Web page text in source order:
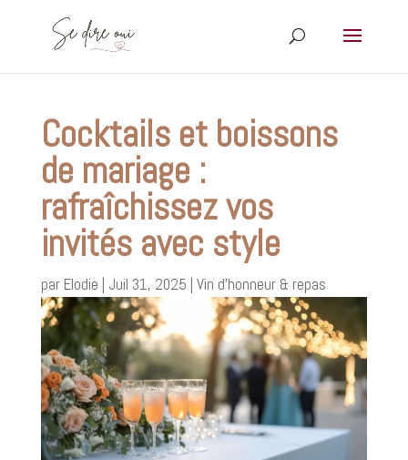
Cocktails et boissons
de mariage :
rafraîchissez vos
invités avec style
par Elodie | Juil 31, 2025 | Vin d’honneur & repas